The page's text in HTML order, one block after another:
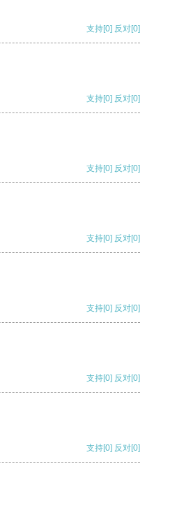
支持[0] 反对[0]
支持[0] 反对[0]
支持[0] 反对[0]
支持[0] 反对[0]
支持[0] 反对[0]
支持[0] 反对[0]
支持[0] 反对[0]